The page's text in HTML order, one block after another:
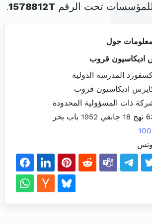
تحت الرقم 1578812T
.
معلومات حول
اديكاسيون قروب
المدرسة الدولية
اديكاسيون قروب
ذات المسؤولية المحدودة
1952 باب بحر